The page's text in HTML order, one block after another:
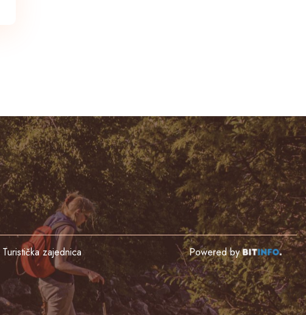
Turistička zajednica
Powered by